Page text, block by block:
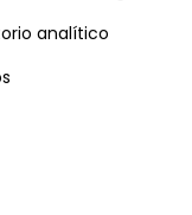
analítico